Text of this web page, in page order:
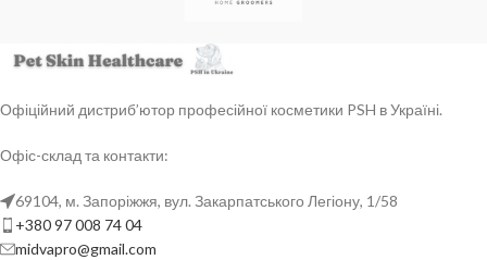
формат 100 мл – для регулярного
домашнього догляду й роботи
видаляє надлишок сірки і
грумера (Крок 1 протоколу).
Офіційний дистриб’ютор професійної косметики PSH в Україні.
Офіс-склад та контакти:
69104, м. Запоріжжя, вул. Закарпатського Легіону, 1/58
+380 97 008 74 04
midvapro@gmail.com